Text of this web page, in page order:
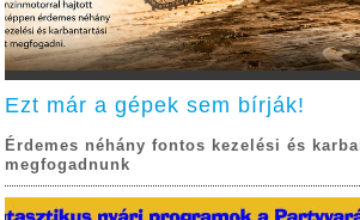
Ezt már a gépek sem bírják!
Érdemes néhány fontos kezelési és
megfogadnunk